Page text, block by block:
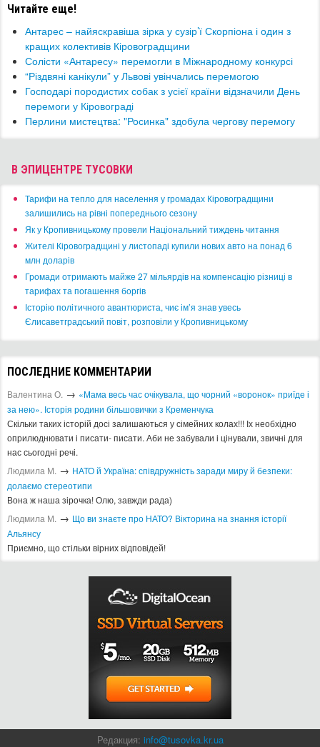
Читайте еще!
Антарес – найяскравіша зірка у сузір’ї Скорпіона і один з
кращих колективів Кіровоградщини
​Солісти «Антаресу» перемогли в Міжнародному конкурсі
“Різдвяні канікули” у Львові увінчались перемогою
Господарі породистих собак з усієї країни відзначили День
перемоги у Кіровограді
​Перлини мистецтва: "Росинка" здобула чергову перемогу
В ЭПИЦЕНТРЕ ТУСОВКИ
​Тарифи на тепло для населення у громадах Кіровоградщини
залишились на рівні попереднього сезону
​Як у Кропивницькому провели Національний тиждень читання
​Жителі Кіровоградщині у листопаді купили нових авто на понад 6
млн доларів
​Громади отримають майже 27 мільярдів на компенсацію різниці в
тарифах та погашення боргів
Історію політичного авантюриста, чиє ім’я знав увесь
Єлисаветградський повіт, розповіли у Кропивницькому
ПОСЛЕДНИЕ КОММЕНТАРИИ
Валентина О. → «Мама весь час очікувала, що чорний «воронок» приїде і
за нею». Історія родини більшовички з Кременчука
Скільки таких історій досі залишаються у сімейних колах!!! Іх необхідно
оприлюднювати і писати- писати. Аби не забували і цінували, звичні для
нас сьогодні речі.
Людмила М. → ​НАТО й Україна: співдружність заради миру й безпеки:
долаємо стереотипи
Вона ж наша зірочка! Олю, завжди рада)
Людмила М. → Що ви знаєте про НАТО? Вікторина на знання історії
Альянсу ​
Приємно, що стільки вірних відповідей!
Редакция: info@tusovka.kr.ua